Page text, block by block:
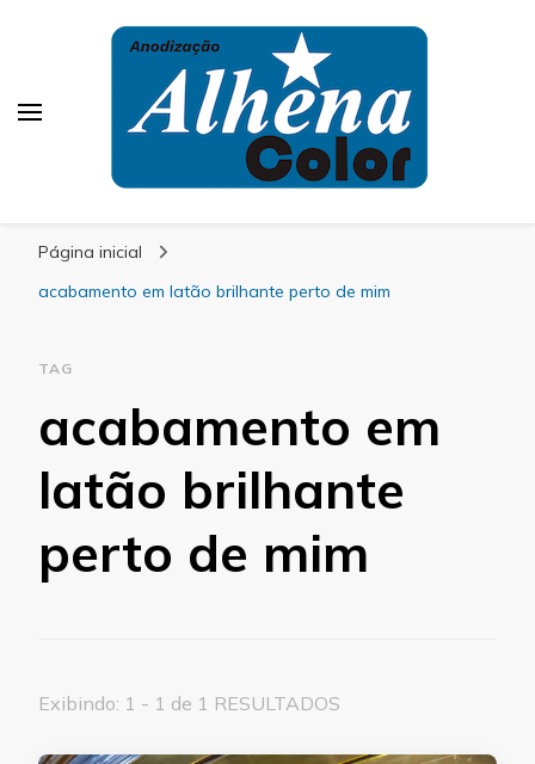
Página inicial
acabamento em latão brilhante perto de mim
TAG
acabamento em
latão brilhante
perto de mim
Exibindo: 1 - 1 de 1 RESULTADOS